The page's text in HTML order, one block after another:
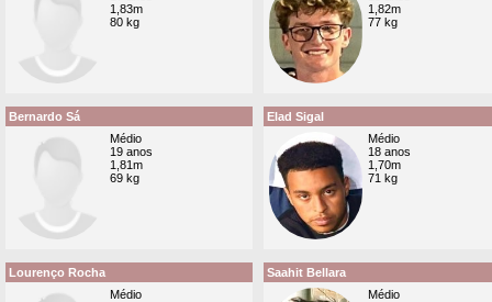
1,83m
80 kg
1,82m
77 kg
Bernardo Sá
Médio
19 anos
1,81m
69 kg
Elad Sigal
Médio
18 anos
1,70m
71 kg
Lourenço Rocha
Médio
Saahit Bellara
Médio